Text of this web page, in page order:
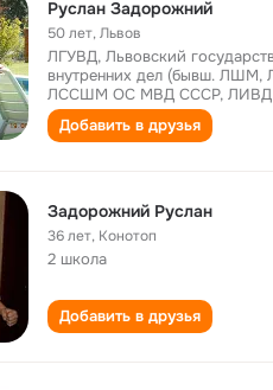
Руслан Задорожний
50 лет,Львов
ЛГУВД, Львовский
внутренних дел (бывш.
ЛССШМ ОС МВД СССР, ЛИВД
Добавить в друзья
Задорожний Руслан
36 лет, Конотоп
2 школа
Добавить в друзья